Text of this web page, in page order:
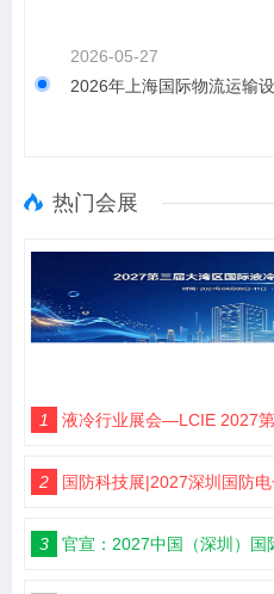
2026-05-27
2026年上海国际物流运输
热门会展
1 液冷行业展会—LCIE 2027第三届大湾
2 国防科技展|2027深圳国防
3 官宣：2027中国（深圳）国